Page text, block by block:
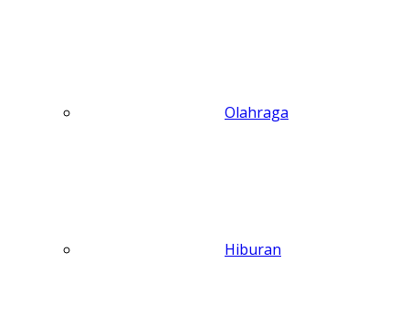
Olahraga
Hiburan